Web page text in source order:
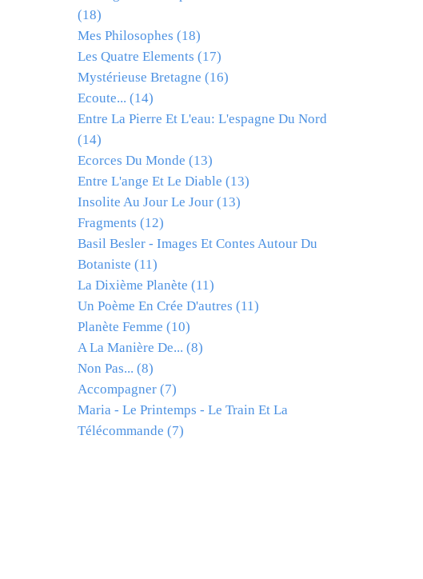
(18)
Mes Philosophes (18)
Les Quatre Elements (17)
Mystérieuse Bretagne (16)
Ecoute... (14)
Entre La Pierre Et L'eau: L'espagne Du Nord
(14)
Ecorces Du Monde (13)
Entre L'ange Et Le Diable (13)
Insolite Au Jour Le Jour (13)
Fragments (12)
Basil Besler - Images Et Contes Autour Du
Botaniste (11)
La Dixième Planète (11)
Un Poème En Crée D'autres (11)
Planète Femme (10)
A La Manière De... (8)
Non Pas... (8)
Accompagner (7)
Maria - Le Printemps - Le Train Et La
Télécommande (7)